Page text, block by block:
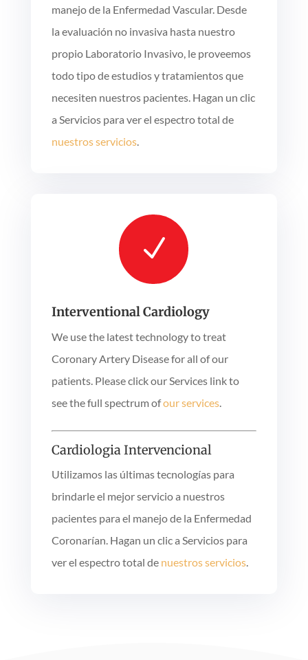
manejo de la Enfermedad Vascular. Desde
la evaluación no invasiva hasta nuestro
propio Laboratorio Invasivo, le proveemos
todo tipo de estudios y tratamientos que
necesiten nuestros pacientes. Hagan un clic
a Servicios para ver el espectro total de
nuestros servicios.
N
Interventional Cardiology
We use the latest technology to treat
Coronary Artery Disease for all of our
patients. Please click our Services link to
see the full spectrum ofour services.
Cardiologia Intervencional
Utilizamos las últimas tecnologías para
brindarle el mejor servicio a nuestros
pacientes para el manejo de la Enfermedad
Coronarían. Hagan un clic a Servicios para
ver el espectro total de nuestros servicios.